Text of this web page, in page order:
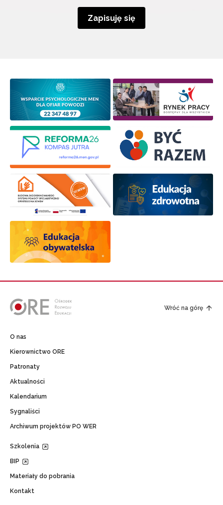
Zapisuję się
Wróć na górę
O nas
Kierownictwo ORE
Patronaty
Aktualności
Kalendarium
Sygnaliści
Archiwum projektów PO WER
Szkolenia
BIP
Materiały do pobrania
Kontakt